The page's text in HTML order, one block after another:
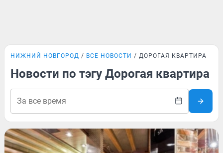
НИЖНИЙ НОВГОРОД ВСЕ НОВОСТИ ДОРОГАЯ КВАРТИРА
Новости по тэгу Дорогая квартира